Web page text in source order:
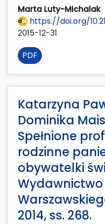
Marta Luty-Michalak
https://doi.org/
2015-12-31
PDF
Katarzyna
Dominika
Spełnione
rodzinne
obywatelki
2014, ss. 268.